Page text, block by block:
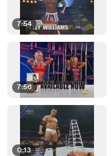
7:54
7:56
0:13